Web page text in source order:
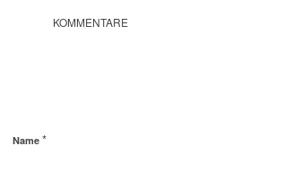
KOMMENTARE
Name *